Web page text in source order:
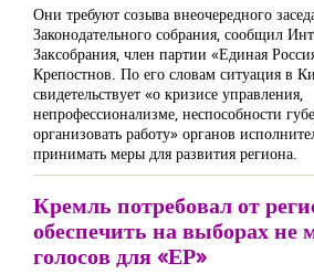
Они требуют созыва внеочередного
Законодательного собрания, сообщил
Заксобрания, член партии «Единая
Крепостнов. По его словам ситуация в
свидетельствует «о кризисе управления,
непрофессионализме, неспособности
организовать работу» органов
принимать меры для развития региона.
Кремль потребовал от
обеспечить на выборах не
голосов для «ЕР»